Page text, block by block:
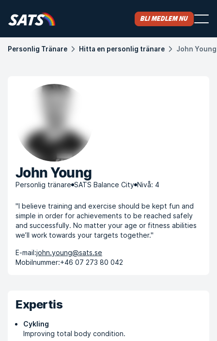
Bli medlem nu
Personlig Tränare Hitta en personlig tränare John Young
John Young
Personlig tränare SATS Balance City Nivå: 4
"I believe training and exercise should be kept fun and
simple in order for achievements to be reached safely
and successfully. No matter your age or fitness abilities
we’ll work towards your targets together."
E-mail:john.young@sats.se
Mobilnummer:+46 07 273 80 042
Expertis
Cykling
Improving total body condition.